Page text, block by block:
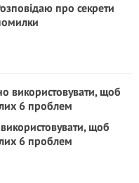
про секрети
щоб
6 проблем